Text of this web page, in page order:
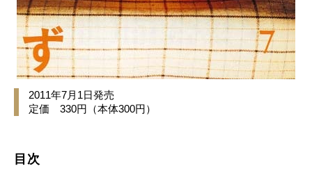
2011年7月1日発売
定価 330円（本体300円）
目次